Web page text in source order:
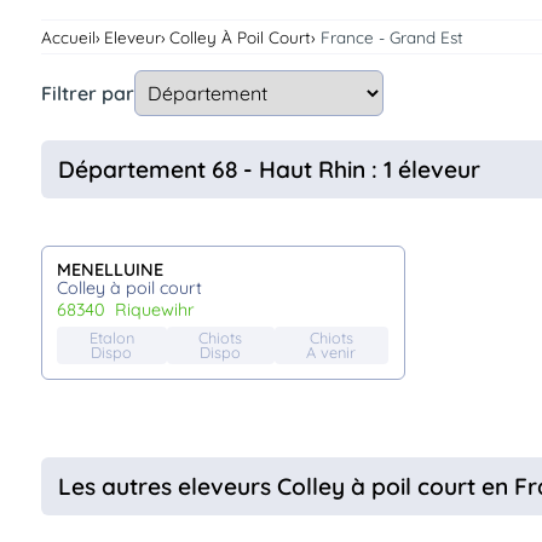
Connexion
Accueil Eleveur Colley À Poil Court France - Grand Est
Filtrer par
Département 68 - Haut Rhin : 1 éleveur
MENELLUINE
Colley à poil court
68340
riquewihr
Etalon
Dispo
Chiots
Dispo
Chiots
A venir
Les autres eleveurs Colley à poil court en